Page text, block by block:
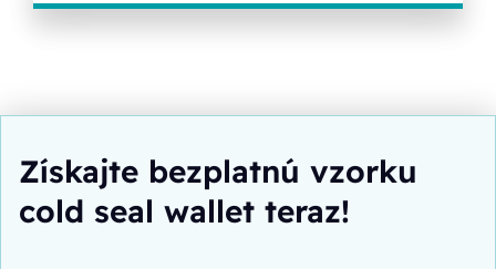
Získajte bezplatnú vzorku
cold seal wallet teraz!